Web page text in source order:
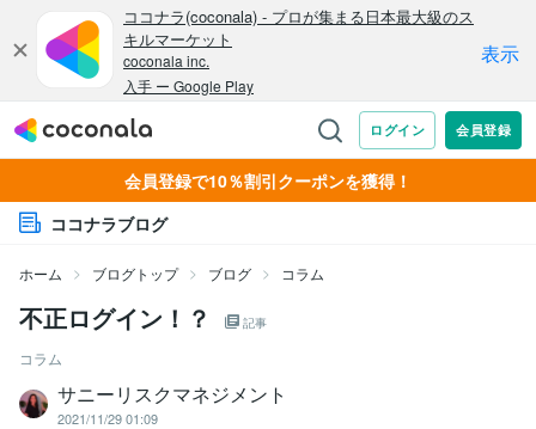
会員登録で10％割引クーポンを獲得！
ココナラブログ
ホーム ブログトップ ブログ コラム
不正ログイン！？ 記事
コラム
サニーリスクマネジメント
2021/11/29 01:09